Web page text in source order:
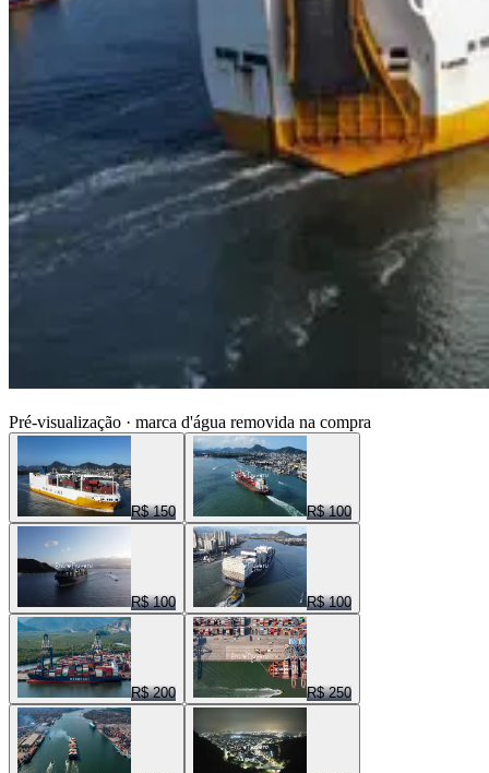
Pré-visualização · marca d'água removida na compra
R$ 150 R$ 100
R$ 100 R$ 100
R$ 200 R$ 250